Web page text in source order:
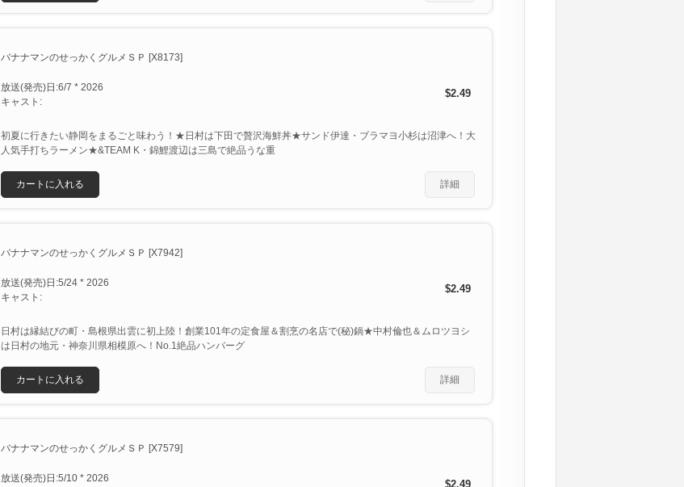
バナナマンのせっかくグルメＳＰ [X8173]
放送(発売)日:6/7 * 2026
キャスト:
$2.49
初夏に行きたい静岡をまるごと味わう！★日村は下田で贅沢海鮮丼★サンド伊達・ブラマヨ小杉は沼津へ！大
人気手打ちラーメン★&TEAM K・錦鯉渡辺は三島で絶品うな重
詳細
カートに入れる
バナナマンのせっかくグルメＳＰ [X7942]
放送(発売)日:5/24 * 2026
キャスト:
$2.49
日村は縁結びの町・島根県出雲に初上陸！創業101年の定食屋＆割烹の名店で(秘)鍋★中村倫也＆ムロツヨシ
は日村の地元・神奈川県相模原へ！No.1絶品ハンバーグ
詳細
カートに入れる
バナナマンのせっかくグルメＳＰ [X7579]
放送(発売)日:5/10 * 2026
$2.49